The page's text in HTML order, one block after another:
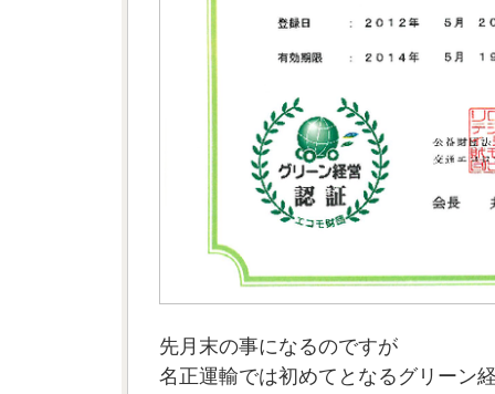
先月末の事になるのですが
名正運輸では初めてとなるグリーン